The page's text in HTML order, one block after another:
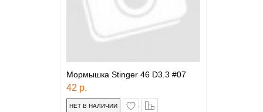
Мормышка Stinger 46 D3.3 #07
42 р.
в закладки